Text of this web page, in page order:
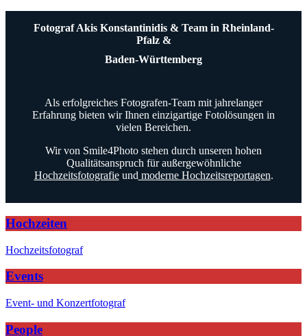
Fotograf Akis Konstantinidis & Team in Rheinland-
Pfalz &
Baden-Württemberg
Als erfolgreiches Fotografen-Team mit jahrelanger
Erfahrung bieten wir Ihnen einzigartige Fotolösungen in
vielen Bereichen.
Wir von Smile4Photo stehen durch unseren hohen
Qualitätsanspruch für außergewöhnliche
Hochzeitsfotografieund moderne Hochzeitsreportagen.
Hochzeiten
Hochzeitsfotograf
Events
Event- und Konzertfotograf
People